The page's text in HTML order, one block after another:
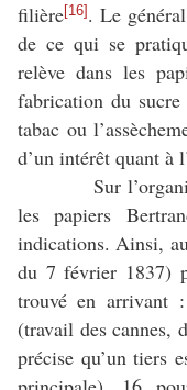
filière[16] . Le
de ce qui se
relève dans les
fabrication du
tabac ou
d’un intérêt quant à
Sur
les papiers
indications. Ainsi,
du 7 février 1837)
trouvé en arrivant
(travail des cannes,
précise qu’un tiers